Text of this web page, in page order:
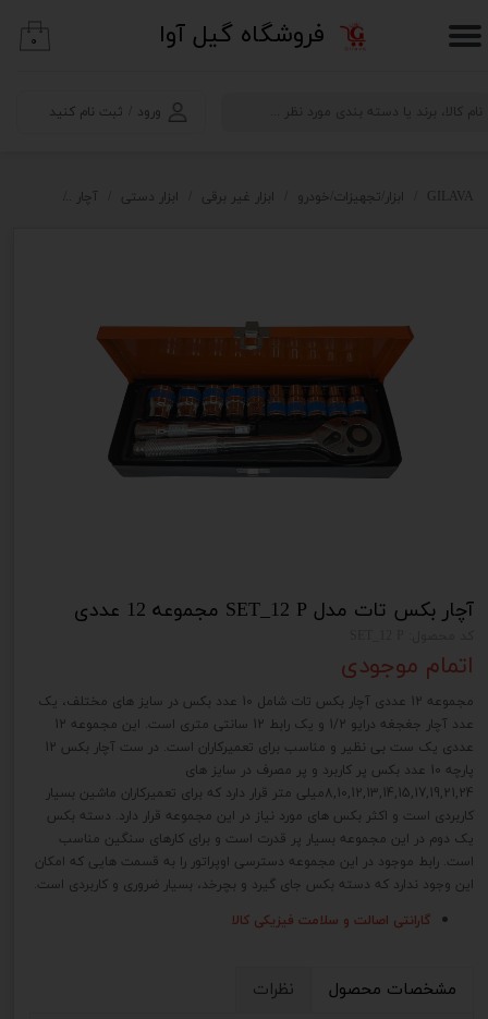
​فروشگاه گیل آوا
ورود ثبت نام کنید
حساب کاربری من
خروج از حساب کاربری
۰
GILAVA ابزار/تجهیزات/خودرو ابزار غیر برقی ابزار دستی آچار
آچار بکس تات مدل SET_12 P مجموعه 12 عددی
اتمام موجودی
مجموعه 12 عددی آچار بکس تات شامل 10 عدد بکس در سایز های مختلف، یک
عدد آچار جغجغه درایو 1/2 و یک رابط 12 سانتی متری است. این مجموعه 12
عددی یک ست بی نظیر و مناسب برای تعمیرکاران است. در ست آچار بکس 12
پارچه 10 عدد بکس پر کاربرد و پر مصرف در سایز های
8,10,12,13,14,15,17,19,21,24میلی متر قرار دارد که برای تعمیرکاران ماشین بسیار
کاربردی است و اکثر بکس های مورد نیاز در این مجموعه قرار دارد. دسته بکس
یک دوم در این مجموعه بسیار پر قدرت است و برای کارهای سنگین مناسب
است. رابط موجود در این مجموعه دسترسی اوپراتور را به قسمت هایی که امکان
این وجود ندارد که دسته بکس جای گیرد و بچرخد، بسیار ضروری و کاربردی است.
گارانتی اصالت و سلامت فیزیکی کالا
مشخصات محصول نظرات